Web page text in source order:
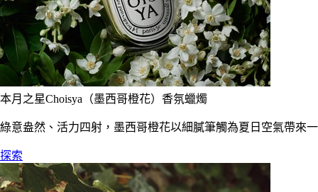
本月之星Choisya（墨西哥橙花）香氛蠟燭
綠意盎然、活力四射，墨西哥橙花以細膩筆觸為夏日空氣帶來
探索